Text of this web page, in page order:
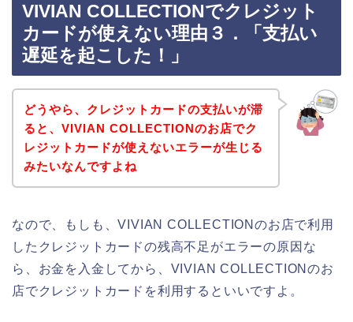
VIVIAN COLLECTIONでクレジット
カードが使えない理由３．「支払い
遅延を起こした！」
どうやら、クレジットカードの支払いが滞
ると、VIVIAN COLLECTIONのお店でク
レジットカードが使えないエラーが生じる
みたいなんですよね
なので、もしも、VIVIAN COLLECTIONのお店で利用
したクレジットカードの残高不足がエラーの原因な
ら、お金を入金してから、VIVIAN COLLECTIONのお
店でクレジットカードを利用するといいですよ。